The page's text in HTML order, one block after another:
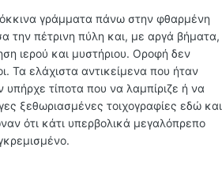
γράμματα πάνω στην φθαρμένη
την πέτρινη πύλη και, με αργά βήματα,
ιερού και μυστήριου. Οροφή δεν
Τα ελάχιστα αντικείμενα που ήταν
τίποτα που να λαμπίριζε ή να
ξεθωριασμένες τοιχογραφίες εδώ και
ότι κάτι υπερβολικά μεγαλόπρεπο